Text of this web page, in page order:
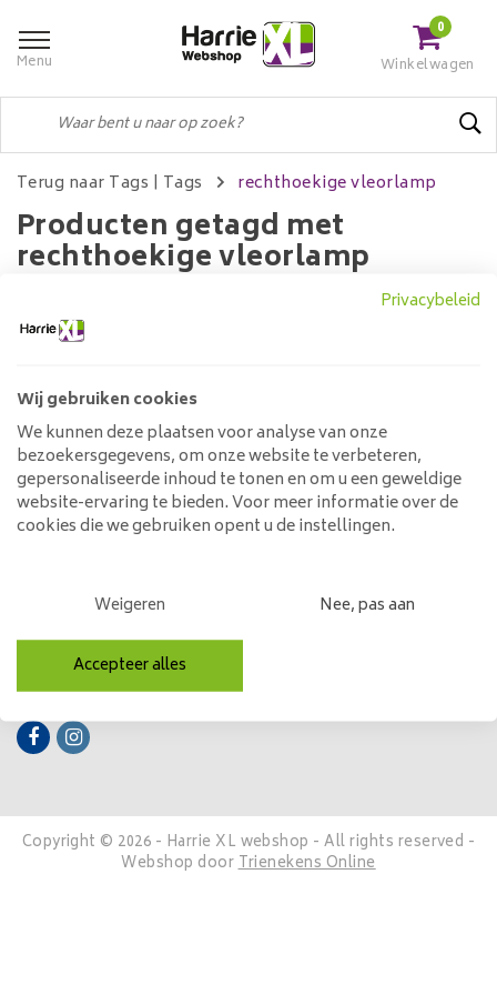
Menu
0
Winkelwagen
Terug naar Tags | Tags rechthoekige vleorlamp
Producten getagd met
rechthoekige vleorlamp
Geen producten gevonden!...
Klantenservice
Mijn account
Categorieën
Contactgegevens
Volg ons
Copyright © 2026 - Harrie XL webshop - All rights reserved -
Webshop doorTrienekens Online
Privacybeleid
Wij gebruiken cookies
We kunnen deze plaatsen voor analyse van onze
bezoekersgegevens, om onze website te verbeteren,
gepersonaliseerde inhoud te tonen en om u een geweldige
website-ervaring te bieden. Voor meer informatie over de
cookies die we gebruiken opent u de instellingen.
Weigeren Nee, pas aan
Accepteer alles